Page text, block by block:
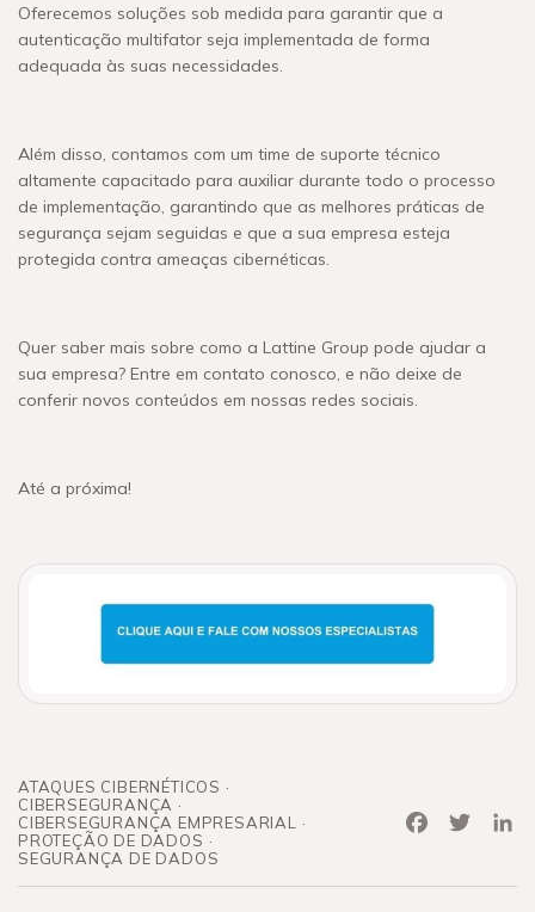
Oferecemos soluções sob medida para garantir que a
autenticação multifator seja implementada de forma
adequada às suas necessidades.
Além disso, contamos com um time de suporte técnico
altamente capacitado para auxiliar durante todo o processo
de implementação, garantindo que as melhores práticas de
segurança sejam seguidas e que a sua empresa esteja
protegida contra ameaças cibernéticas.
Quer saber mais sobre como a Lattine Group pode ajudar a
sua empresa? Entre em contato conosco, e não deixe de
conferir novos conteúdos em nossas redes sociais.
Até a próxima!
ATAQUES CIBERNÉTICOS
CIBERSEGURANÇA
CIBERSEGURANÇA EMPRESARIAL
PROTEÇÃO DE DADOS
SEGURANÇA DE DADOS
FacebookTwitter